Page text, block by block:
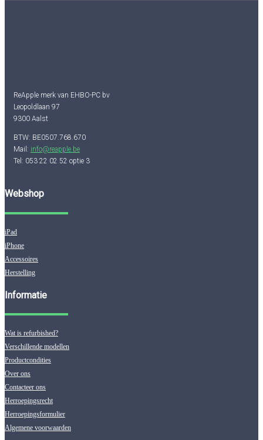
ReApple merk van EHBO-PC bv
Leopoldlaan 97
9300 Aalst
BTW: BE0507.768.670
Mail: info@reapple.be
Tel: 053 22 02 52 optie 3
Webshop
iPad
iPhone
Accessoires
Herstelling
Informatie
Wat is refurbished?
Verschillende modellen
Productcondities
Over ons
Contacteer ons
Herroepingsrecht
Herroepingsformulier
Algemene voorwaarden